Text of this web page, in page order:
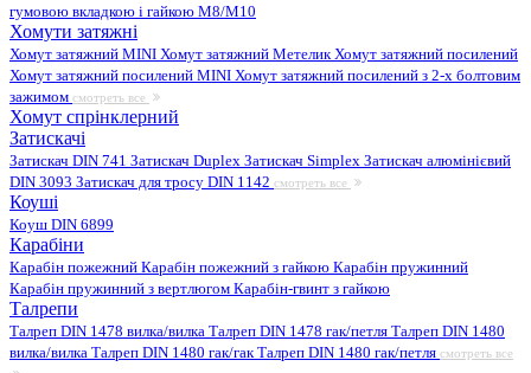
гумовою вкладкою і гайкою М8/M10
Хомути затяжні
Хомут затяжний MINI Хомут затяжний МетеликХомут затяжний посилений
Хомут затяжний посилений MINI Хомут затяжний посилений з 2-х болтовим
зажимом смотреть все
Хомут спрінклерний
Затискачі
Затискач DIN 741 Затискач Duplex Затискач Simplex Затискач алюмінієвий
DIN 3093 Затискач для тросу DIN 1142 смотреть все
Коуші
Коуш DIN 6899
Карабіни
Карабін пожежний Карабін пожежний з гайкою Карабін пружинний
Карабін пружинний з вертлюгом Карабін-гвинт з гайкою
Талрепи
Талреп DIN 1478 вилка/вилка Талреп DIN 1478 гак/петля Талреп DIN 1480
вилка/вилка Талреп DIN 1480 гак/гакТалреп DIN 1480 гак/петля смотреть все